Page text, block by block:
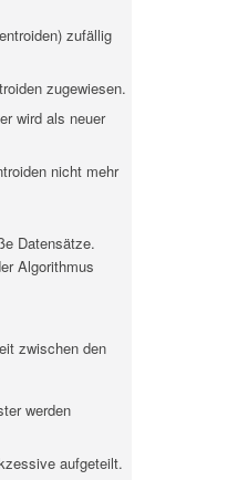
zufällig
zugewiesen.
wird als neuer
nicht mehr
Datensätze.
Algorithmus
zwischen den
werden
aufgeteilt.